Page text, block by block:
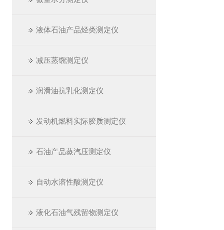
液体石油产品烃类测定仪
减压蒸馏测定仪
润滑油抗乳化测定仪
发动机燃料实际胶质测定仪
石油产品蒸汽压测定仪
自动水溶性酸测定仪
液化石油气残留物测定仪